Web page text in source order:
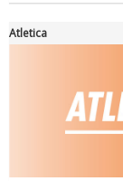
La formazione
Atletica